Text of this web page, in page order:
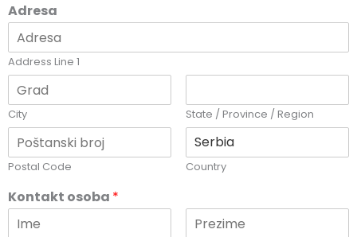
Adresa
Address Line 1
City State / Province / Region
Postal Code Country
Kontakt osoba *